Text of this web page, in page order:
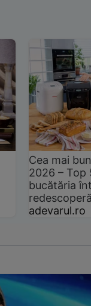
Cea mai
2026 –
bucătăria
adevarul.ro